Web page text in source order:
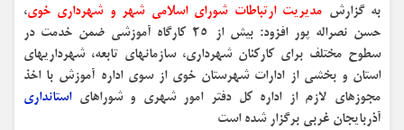
به گزارش مدیریت ارتباطات شورای اسلامی شهر و شهرداری خوی،
حسن نصراله پور افزود: بیش از ۲۵ کارگاه آموزشی ضمن خدمت در
سطوح مختلف برای کارکنان شهرداری، سازمانهای تابعه، شهرداریهای
استان و بخشی از ادارات شهرستان خوی از سوی اداره آموزش با اخذ
مجوزهای لازم از اداره کل دفتر امور شهری و شوراهایاستانداری
آذربایجان غربی برگزار شده است